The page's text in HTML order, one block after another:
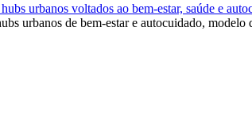
urbanos voltados ao bem-estar, saúde e
urbanos de bem-estar e autocuidado, modelo